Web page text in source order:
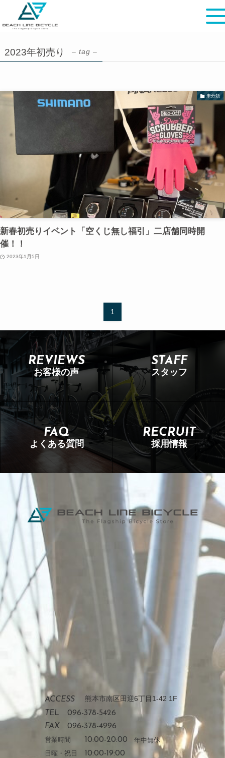
2023年初売り – tag –
未分類
新春初売りイベント「空くじ無し福引」二店舗同時開
催！！
2023年1月5日
1
REVIEWS
お客様の声
STAFF
スタッフ
FAQ
よくある質問
RECRUIT
採用情報
ACCESS 熊本市南区田迎6丁目1-42 1F
TEL
096-378-5426
FAX
096-378-4996
営業時間 10:00-20:00 年中無休
日曜・祝日
10:00-19:00